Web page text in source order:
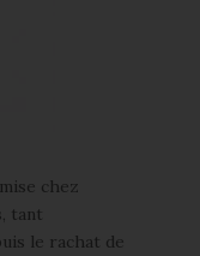
chez
tant
le rachat de